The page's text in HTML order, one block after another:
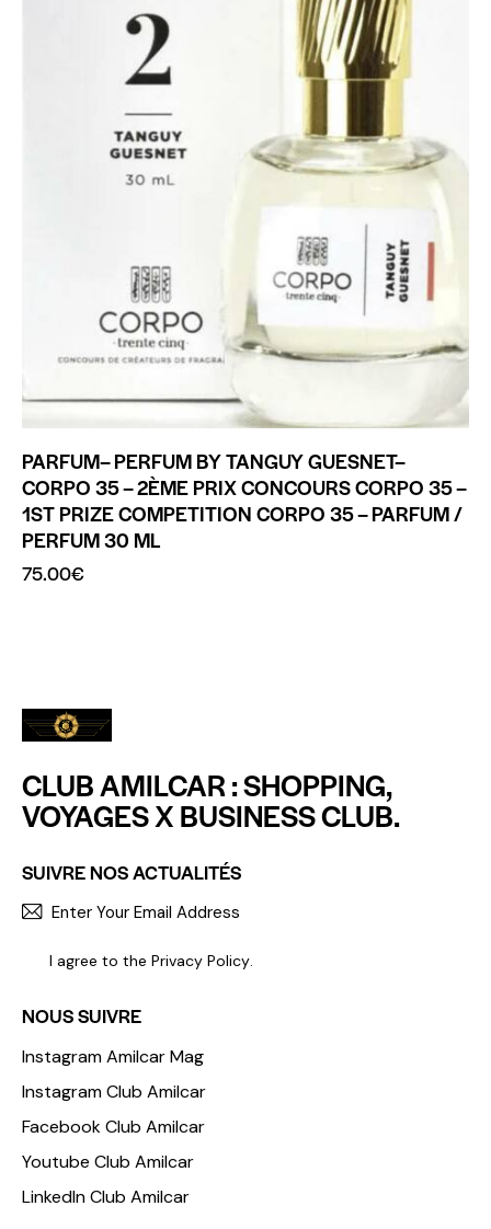
PARFUM– PERFUM BY TANGUY GUESNET–
CORPO 35 – 2ÈME PRIX CONCOURS CORPO 35 –
1ST PRIZE COMPETITION CORPO 35 – PARFUM /
PERFUM 30 ML
75.00€
CLUB AMILCAR : SHOPPING,
VOYAGES X BUSINESS CLUB.
SUIVRE NOS ACTUALITÉS
I agree to the Privacy Policy.
NOUS SUIVRE
Instagram Amilcar Mag
Instagram Club Amilcar
Facebook Club Amilcar
Youtube Club Amilcar
LinkedIn Club Amilcar